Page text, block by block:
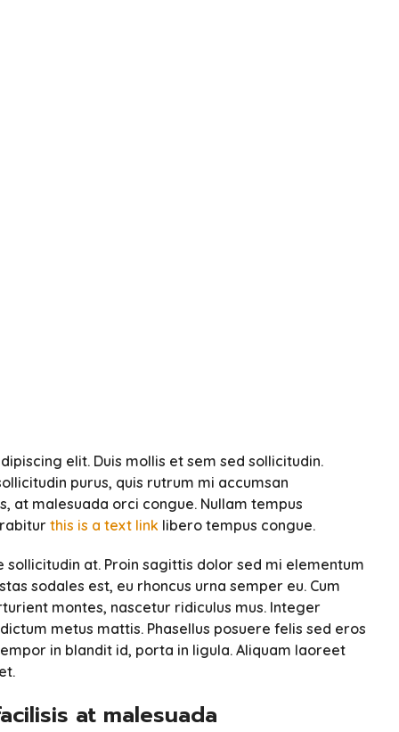
elit. Duis mollis et sem sed sollicitudin.
purus, quis rutrum mi accumsan
, at malesuada orci congue. Nullam tempus
this is a text link libero tempus congue.
at. Proin sagittis dolor sed mi elementum
sodales est, eu rhoncus urna semper eu. Cum
montes, nascetur ridiculus mus. Integer
metus mattis. Phasellus posuere felis sed eros
in blandit id, porta in ligula. Aliquam laoreet
at malesuada